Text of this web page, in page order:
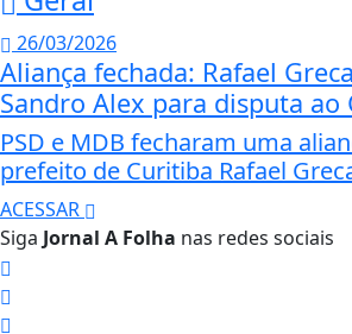
26/03/2026
Aliança fechada: Rafael
Sandro Alex para disputa ao
PSD e MDB fecharam uma
prefeito de Curitiba Rafael
ACESSAR
Siga Jornal A Folha nas redes sociais